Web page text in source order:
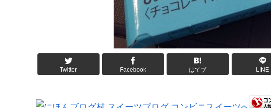
Twitter Facebook はてブ LINE